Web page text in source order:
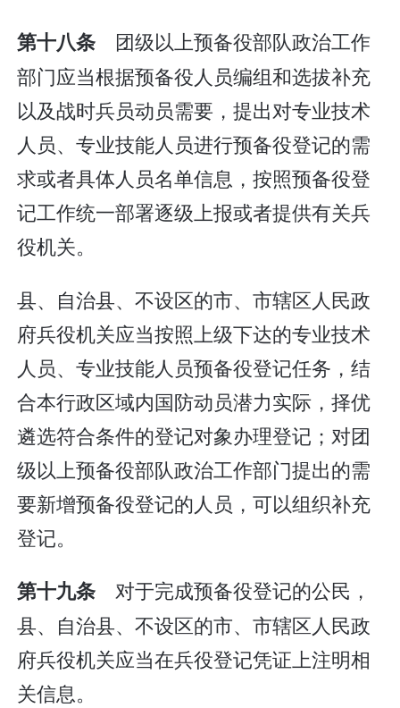
第十八条 团级以上预备役部队政治工作
部门应当根据预备役人员编组和选拔补充
以及战时兵员动员需要，提出对专业技术
人员、专业技能人员进行预备役登记的需
求或者具体人员名单信息，按照预备役登
记工作统一部署逐级上报或者提供有关兵
役机关。
县、自治县、不设区的市、市辖区人民政
府兵役机关应当按照上级下达的专业技术
人员、专业技能人员预备役登记任务，结
合本行政区域内国防动员潜力实际，择优
遴选符合条件的登记对象办理登记；对团
级以上预备役部队政治工作部门提出的需
要新增预备役登记的人员，可以组织补充
登记。
第十九条对于完成预备役登记的公民，
县、自治县、不设区的市、市辖区人民政
府兵役机关应当在兵役登记凭证上注明相
关信息。